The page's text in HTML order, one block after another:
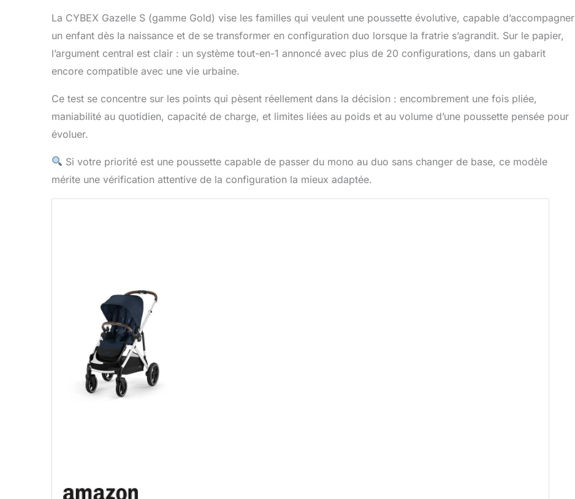
La CYBEX Gazelle S (gamme Gold) vise les familles qui veulent une poussette évolutive, capable d’accompagner
un enfant dès la naissance et de se transformer en configuration duo lorsque la fratrie s’agrandit. Sur le papier,
l’argument central est clair : un système tout-en-1 annoncé avec plus de 20 configurations, dans un gabarit
encore compatible avec une vie urbaine.
Ce test se concentre sur les points qui pèsent réellement dans la décision : encombrement une fois pliée,
maniabilité au quotidien, capacité de charge, et limites liées au poids et au volume d’une poussette pensée pour
évoluer.
Si votre priorité est une poussette capable de passer du mono au duo sans changer de base, ce modèle
mérite une vérification attentive de la configuration la mieux adaptée.